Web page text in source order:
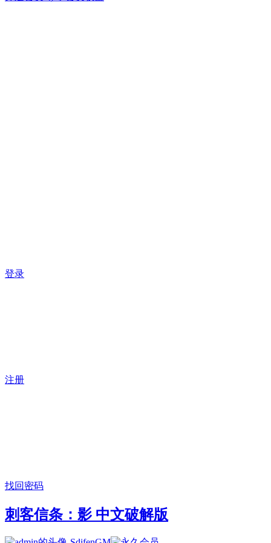
登录
注册
找回密码
刺客信条：影 中文破解版